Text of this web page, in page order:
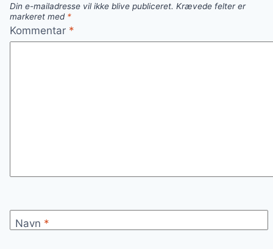
Din e-mailadresse vil ikke blive publiceret. Krævede felter er
markeret med *
Kommentar *
Navn *